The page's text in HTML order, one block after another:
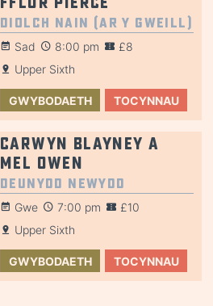
Diolch Nain (Ar y Gweill)
Sad 8:00 pm
£8
Upper Sixth
GWYBODAETH TOCYNNAU
Carwyn Blayney a
Mel Owen
Deunydd Newydd
Gwe 7:00 pm
£10
Upper Sixth
GWYBODAETH TOCYNNAU